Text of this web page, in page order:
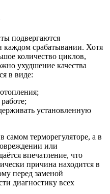
подвергаются
каждом срабатывании. Хотя
количество циклов,
ухудшение качества
в виде:
установленную
терморегуляторе, а в
или
впечатление, что
причина находится в
перед заменой
диагностику всех